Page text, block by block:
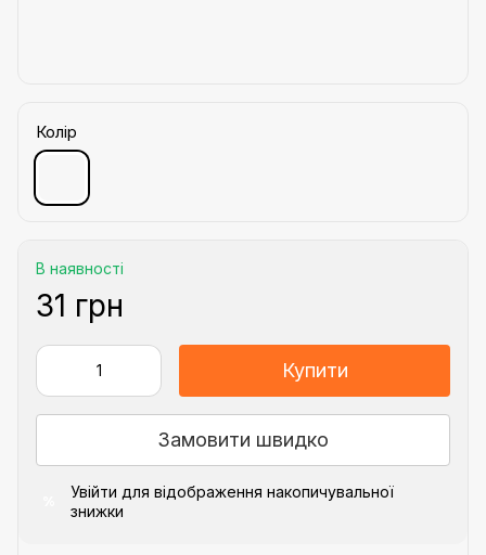
Колір
В наявності
31 грн
Купити
Замовити швидко
Увійти для відображення накопичувальної
знижки